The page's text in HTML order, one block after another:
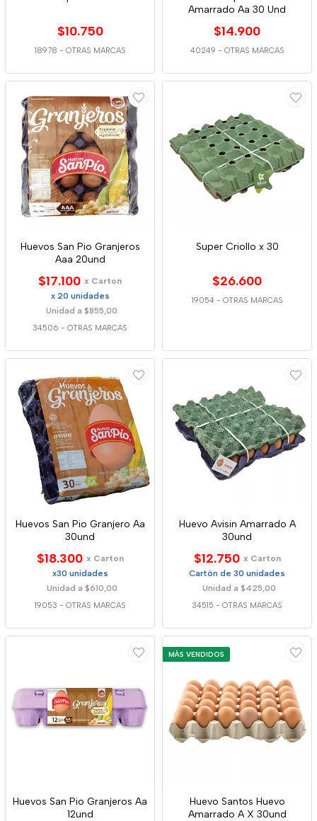
$10.750
18978 - OTRAS MARCAS
Amarrado Aa 30 Und
$14.900
40249 - OTRAS MARCAS
Huevos San Pio Granjeros
Aaa 20und
$17.100 x Carton
x 20 unidades
Unidad a $855,00
34506 - OTRAS MARCAS
Super Criollo x 30
$26.600
19054 - OTRAS MARCAS
Huevos San Pio Granjero Aa
30und
$18.300 x Carton
x30 unidades
Unidad a $610,00
19053 - OTRAS MARCAS
Huevo Avisin Amarrado A
30und
$12.750 x Carton
Cartón de 30 unidades
Unidad a $425,00
34515 - OTRAS MARCAS
Huevos San Pio Granjeros Aa
12und
MÁS VENDIDOS
Huevo Santos Huevo
Amarrado A X 30und